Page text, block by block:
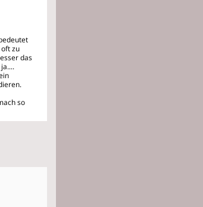
zu
das
so